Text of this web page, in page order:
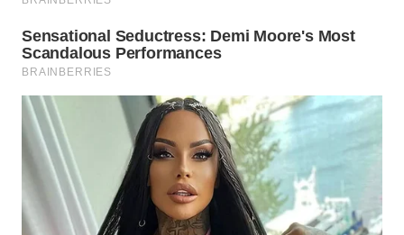
WN
INDRAMAYU
WN
KUNINGAN
WN
MAJALENGKA